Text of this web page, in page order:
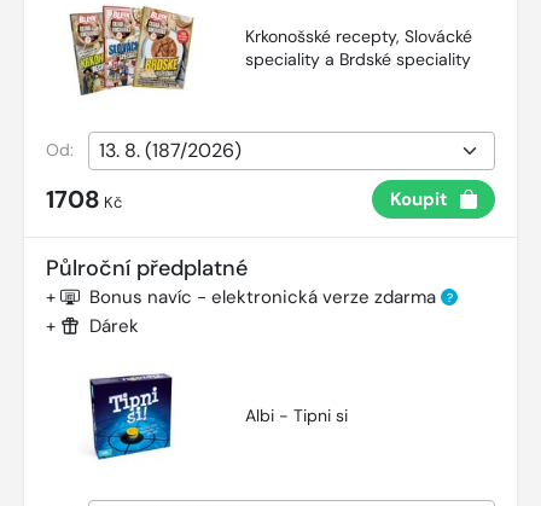
Krkonošské recepty, Slovácké
speciality a Brdské speciality
Od:
1708 Kč Koupit
Půlroční předplatné
+ Bonus navíc - elektronická verze zdarma ?
+ Dárek
Albi - Tipni si